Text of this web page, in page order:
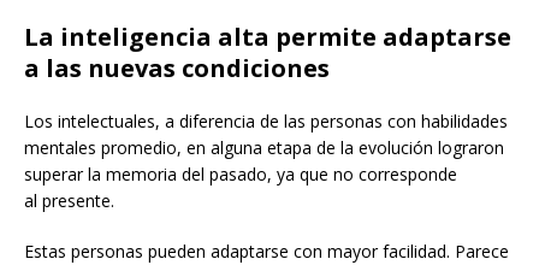
La inteligencia alta permite adaptarse
a las nuevas condiciones
Los intelectuales, a diferencia de las personas con habilidades
mentales promedio, en alguna etapa de la evolución lograron
superar la memoria del pasado, ya que no corresponde
al presente.
Estas personas pueden adaptarse con mayor facilidad. Parece